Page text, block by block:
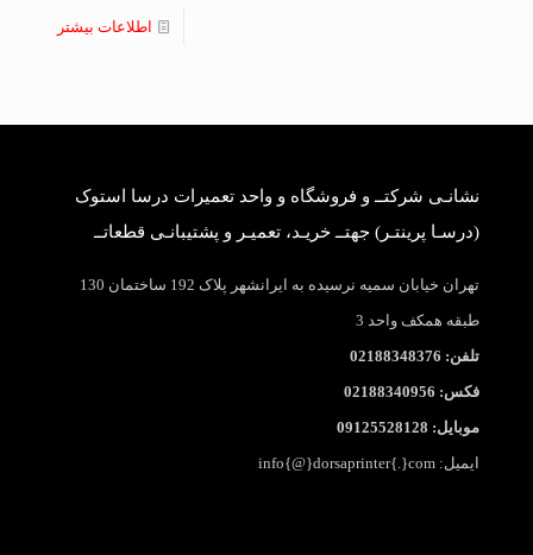
اطلاعات بیشتر
نشانـی شرکتــ و فروشگاه و واحد تعمیرات درسا استوک
(درسـا پرینتـر) جهتــ خریـد، تعمیـر و پشتیبانـی قطعاتــ
تهران خیابان سمیه نرسیده به ایرانشهر پلاک 192 ساختمان 130
طبقه همکف واحد 3
تلفن: 02188348376
فکس: 02188340956
موبایل: 09125528128
ایمیل: info{@}dorsaprinter{.}com